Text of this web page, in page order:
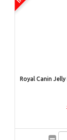
Royal Canin Jelly